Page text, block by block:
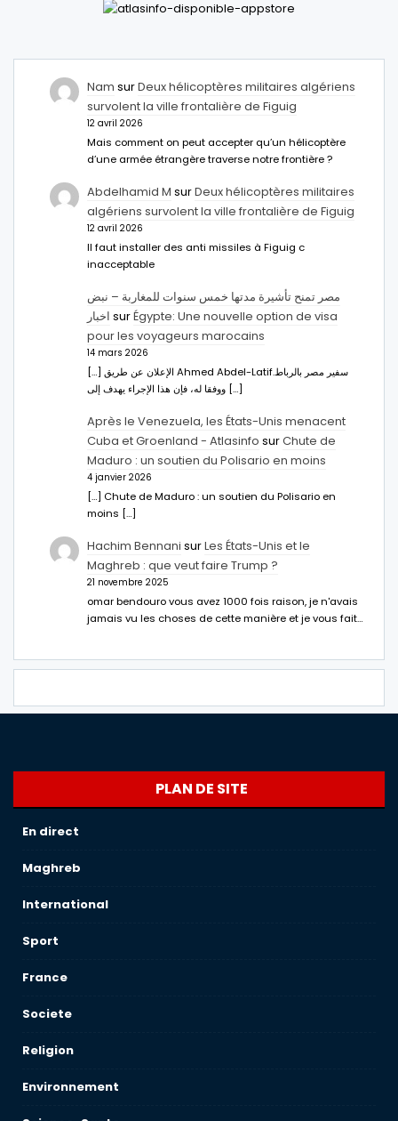
Nam surDeux hélicoptères militaires algériens
survolent la ville frontalière de Figuig
12 avril 2026
Mais comment on peut accepter qu’un hélicoptère
d’une armée étrangère traverse notre frontière ?
Abdelhamid M surDeux hélicoptères militaires
algériens survolent la ville frontalière de Figuig
12 avril 2026
Il faut installer des anti missiles à Figuig c
inacceptable
مصر تمنح تأشيرة مدتها خمس سنوات للمغاربة – نبض
اخبار surÉgypte: Une nouvelle option de visa
pour les voyageurs marocains
14 mars 2026
[…] الإعلان عن طريق Ahmed Abdel-Latifسفير مصر بالرباط.
ووفقا له، فإن هذا الإجراء يهدف إلى […]
Après le Venezuela, les États-Unis menacent
Cuba et Groenland - Atlasinfo surChute de
Maduro : un soutien du Polisario en moins
4 janvier 2026
[…] Chute de Maduro : un soutien du Polisario en
moins […]
Hachim Bennani surLes États-Unis et le
Maghreb : que veut faire Trump ?
21 novembre 2025
omar bendouro vous avez 1000 fois raison, je n'avais
jamais vu les choses de cette manière et je vous fait…
PLAN DE SITE
En direct
Maghreb
International
Sport
France
Societe
Religion
Environnement